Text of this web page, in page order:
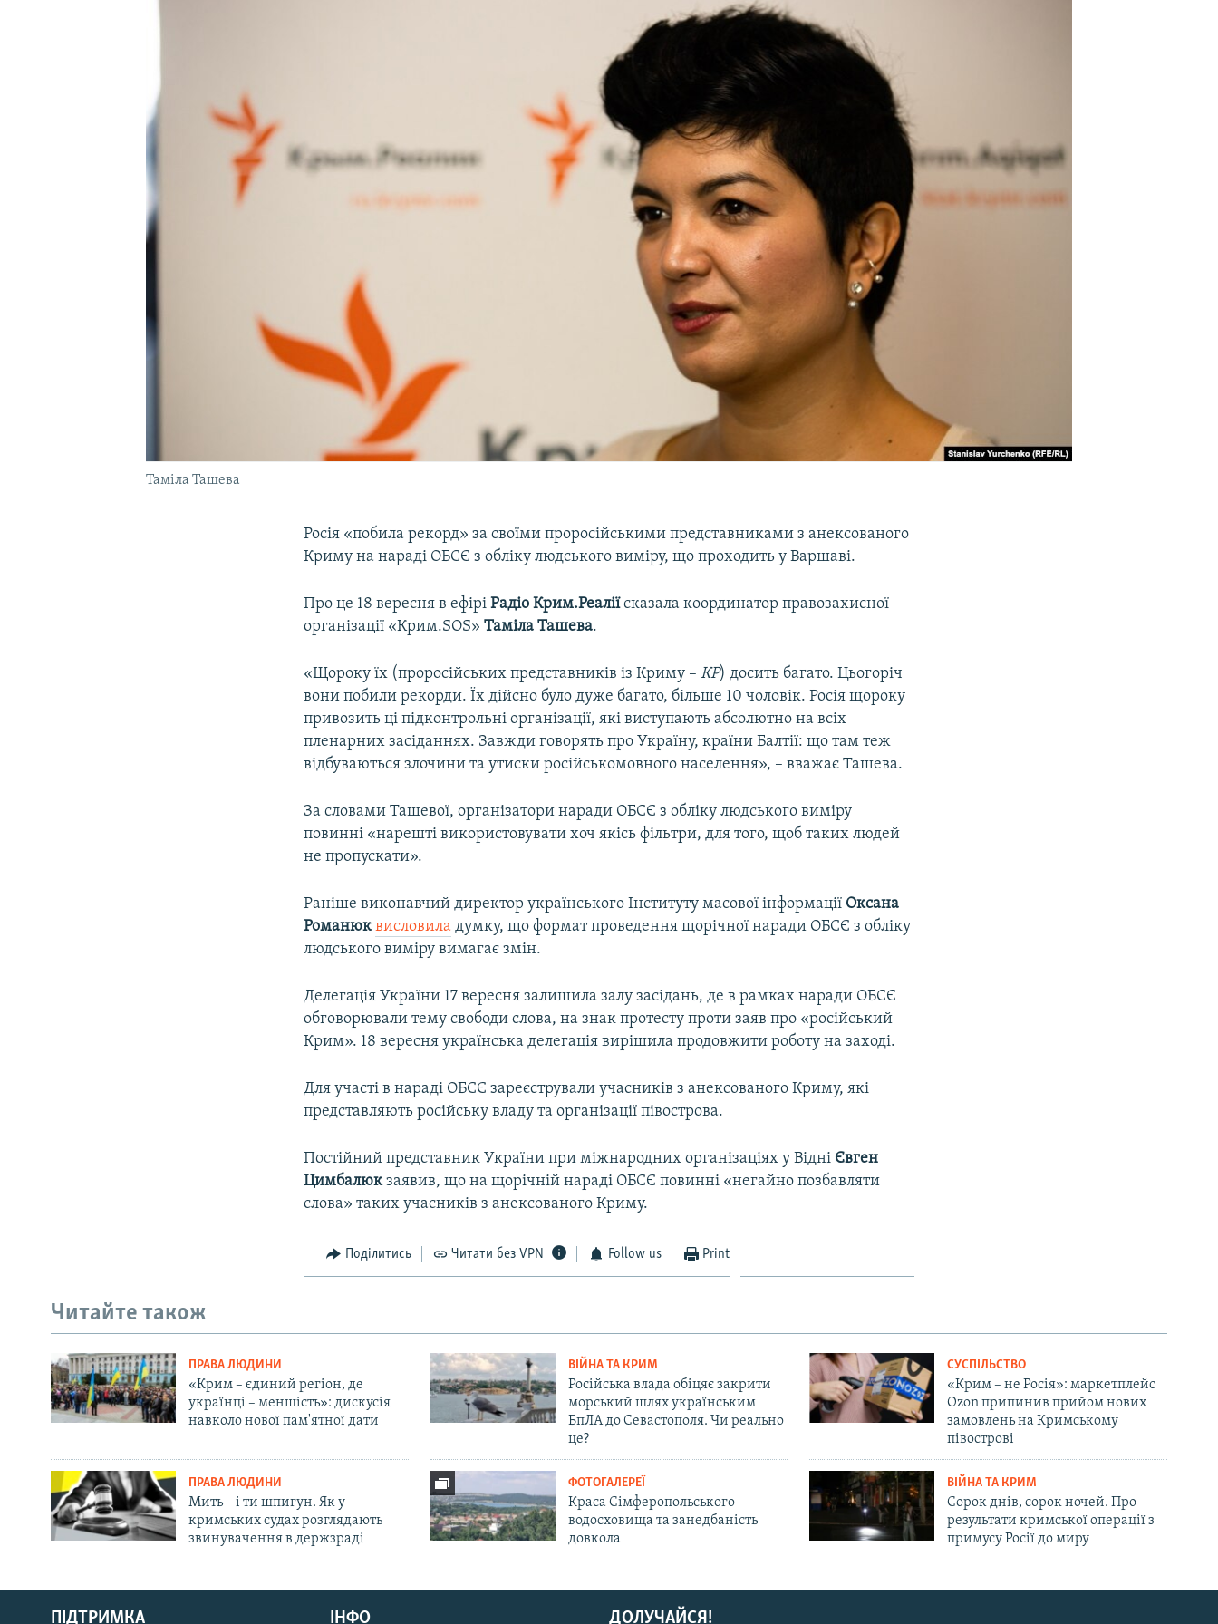
Русский
Qırımtatar
Таміла Ташева
Росія «побила рекорд» за своїми проросійськими представниками з анексованого
Криму на нараді ОБСЄ з обліку людського виміру, що проходить у Варшаві.
Про це 18 вересня в ефіріРадіо Крим.Реаліїсказала координатор правозахисної
організації «Крим.SOS»Таміла Ташева.
«Щороку їх (проросійських представників із Криму –КР) досить багато. Цьогоріч
вони побили рекорди. Їх дійсно було дуже багато, більше 10 чоловік. Росія щороку
привозить ці підконтрольні організації, які виступають абсолютно на всіх
пленарних засіданнях. Завжди говорять про Україну, країни Балтії: що там теж
відбуваються злочини та утиски російськомовного населення», – вважає Ташева.
За словами Ташевої, організатори наради ОБСЄ з обліку людського виміру
повинні «нарешті використовувати хоч якісь фільтри, для того, щоб таких людей
не пропускати».
Раніше виконавчий директор українського Інституту масової інформації Оксана
Романюк висловила думку, що формат проведення щорічної наради ОБСЄ з обліку
людського виміру вимагає змін.
Делегація України 17 вересня залишила залу засідань, де в рамках наради ОБСЄ
обговорювали тему свободи слова, на знак протесту проти заяв про «російський
Крим». 18 вересня українська делегація вирішила продовжити роботу на заході.
Для участі в нараді ОБСЄ зареєстрували учасників з анексованого Криму, які
представляють російську владу та організації півострова.
Постійний представник України при міжнародних організаціях у Відні Євген
Цимбалюкзаявив, що на щорічній нараді ОБСЄ повинні «негайно позбавляти
слова» таких учасників з анексованого Криму.
Поділитись Читати без VPN Follow us Print
Читайте також
ПРАВА ЛЮДИНИ
«Крим – єдиний регіон, де
українці – меншість»: дискусія
навколо нової пам'ятної дати
ВІЙНА ТА КРИМ
Російська влада обіцяє закрити
морський шлях українським
БпЛА до Севастополя. Чи реально
це?
СУСПІЛЬСТВО
«Крим – не Росія»: маркетплейс
Ozon припинив прийом нових
замовлень на Кримському
півострові
ПРАВА ЛЮДИНИ
Мить – і ти шпигун. Як у
кримських судах розглядають
звинувачення в держзраді
ФОТОГАЛЕРЕЇ
Краса Сімферопольського
водосховища та занедбаність
довкола
ВІЙНА ТА КРИМ
Сорок днів, сорок ночей. Про
результати кримської операції з
примусу Росії до миру
ДОЛУЧАЙСЯ!
ПІДТРИМКА ІНФО